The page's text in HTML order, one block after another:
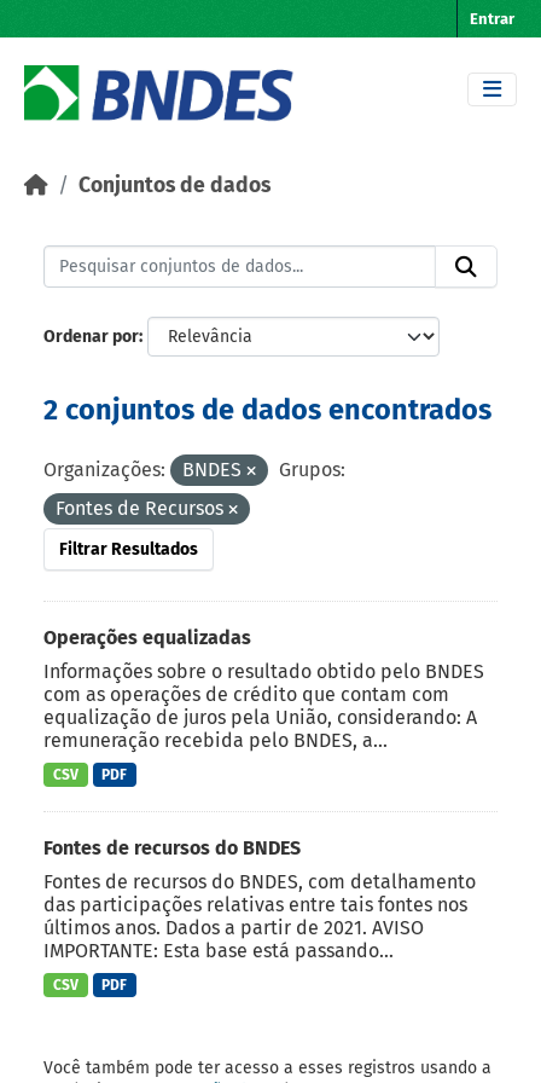
Entrar
Conjuntos de dados
Ordenar por
2 conjuntos de dados encontrados
Organizações: BNDES
Grupos:
Fontes de Recursos
Filtrar Resultados
Operações equalizadas
Informações sobre o resultado obtido pelo BNDES
com as operações de crédito que contam com
equalização de juros pela União, considerando: A
remuneração recebida pelo BNDES, a...
CSV PDF
Fontes de recursos do BNDES
Fontes de recursos do BNDES, com detalhamento
das participações relativas entre tais fontes nos
últimos anos. Dados a partir de 2021. AVISO
IMPORTANTE: Esta base está passando...
CSV PDF
Você também pode ter acesso a esses registros usando a